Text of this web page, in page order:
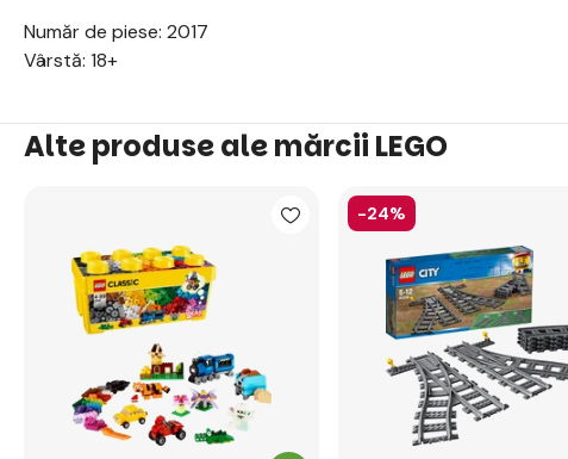
Număr de piese: 2017
Vârstă: 18+
Alte produse ale mărcii LEGO
-24%